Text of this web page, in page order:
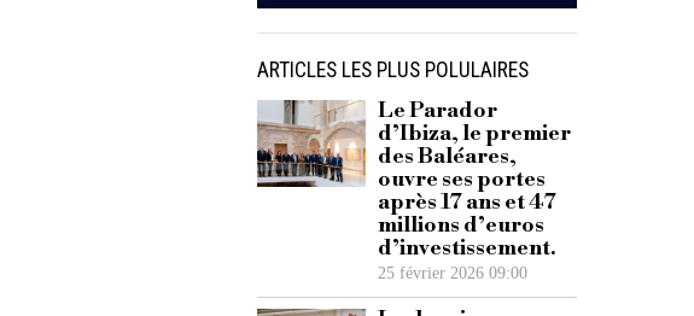
ARTICLES LES PLUS POLULAIRES
Le Parador
d’Ibiza, le premier
des Baléares,
ouvre ses portes
après 17 ans et 47
millions d’euros
d’investissement.
25 février 2026 09:00